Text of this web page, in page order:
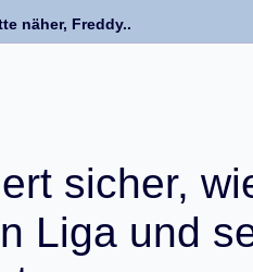
näher, Freddy..
ert sicher, wi
n Liga und s